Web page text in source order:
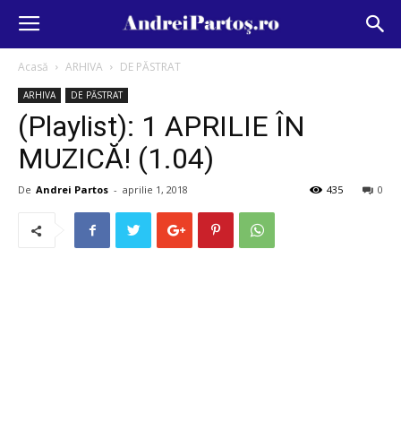
Acasă ARHIVA DE PĂSTRAT
ARHIVA DE PĂSTRAT
(Playlist): 1 APRILIE ÎN
MUZICĂ! (1.04)
De Andrei Partos - aprilie 1, 2018 0
435